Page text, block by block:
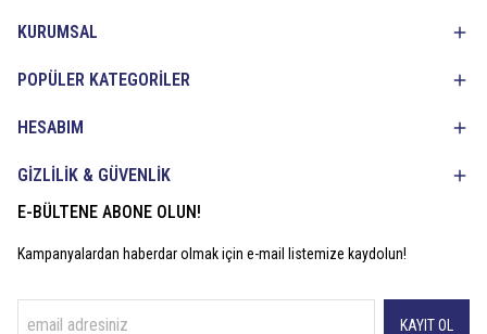
KURUMSAL
POPÜLER KATEGORİLER
HESABIM
GİZLİLİK & GÜVENLİK
E-BÜLTENE ABONE OLUN!
Kampanyalardan haberdar olmak için e-mail listemize kaydolun!
KAYIT OL